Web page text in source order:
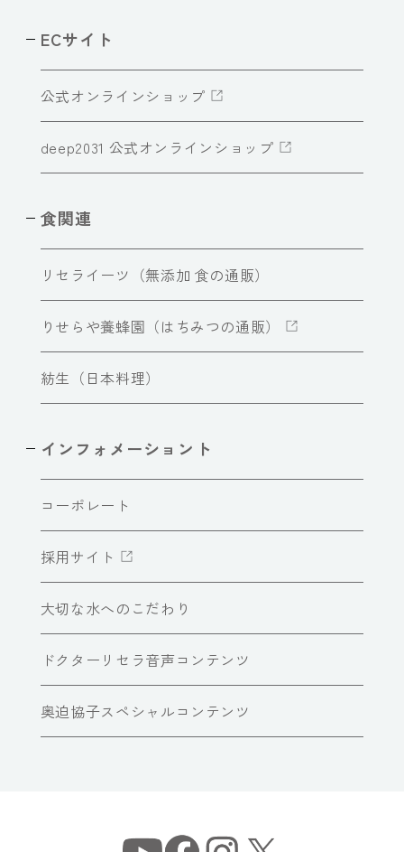
ECサイト
公式オンラインショップ
deep2031 公式オンラインショップ
食関連
リセライーツ（無添加 食の通販）
りせらや養蜂園（はちみつの通販）
紡生（日本料理）
インフォメーショント
コーポレート
採用サイト
大切な水へのこだわり
ドクターリセラ音声コンテンツ
奥迫協子スペシャルコンテンツ